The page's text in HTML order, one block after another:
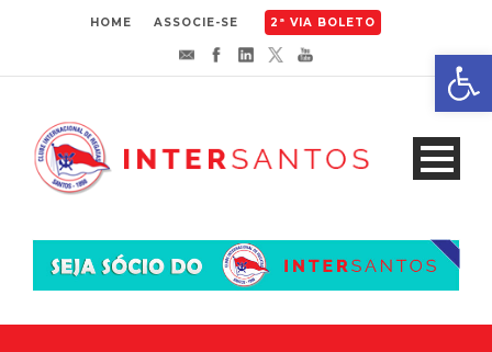
HOME ASSOCIE-SE 2ª VIA BOLETO
Abrir